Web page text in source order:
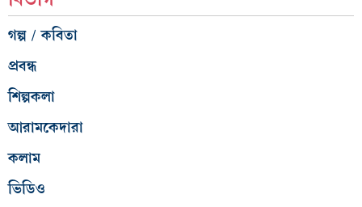
গল্প / কবিতা
প্রবন্ধ
শিল্পকলা
আরামকেদারা
কলাম
ভিডিও